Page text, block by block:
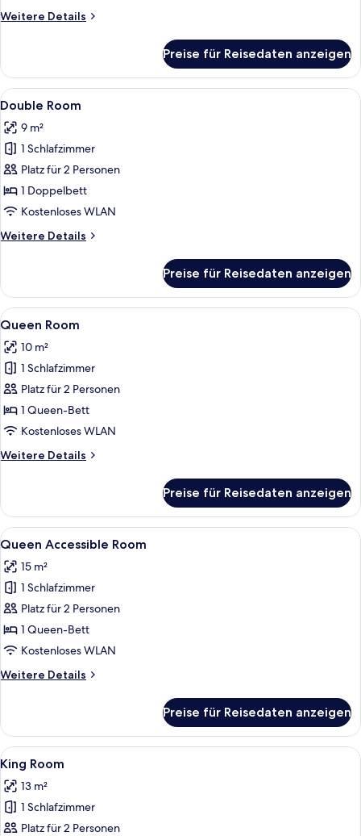
anzeigen
Weitere Details
Weitere
Room
Accessible,
No
Preise für Reisedaten anzeigen
Alle
Fotos
für
Double
Room
anzeigen
Ein modernes Hotelzimmer mit
7
Double Room
9 m²
1 Schlafzimmer
Platz für 2 Personen
1 Doppelbett
Kostenloses WLAN
Weitere Details
Weitere
Room
Preise für Reisedaten anzeigen
Alle
Fotos
für
Queen
Room
anzeigen
Ein modernes Hotelzimmer mit
7
Queen Room
10 m²
1 Schlafzimmer
Platz für 2 Personen
1 Queen-Bett
Kostenloses WLAN
Weitere Details
Weitere
Room
Preise für Reisedaten anzeigen
Alle
Fotos
für
Queen
Accessible
Room
anzeigen
Ein modernes Hotelzimmer mit Bett,
7
Queen Accessible Room
15 m²
1 Schlafzimmer
Platz für 2 Personen
1 Queen-Bett
Kostenloses WLAN
Weitere Details
Weitere
Accessible
Room
Preise für Reisedaten anzeigen
Alle
Fotos
für
King
Room
Ein modernes Schlafzimmer mit
7
King Room
13 m²
1 Schlafzimmer
Platz für 2 Personen